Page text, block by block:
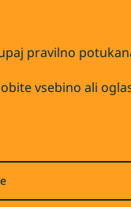
pravilno
vsebino ali